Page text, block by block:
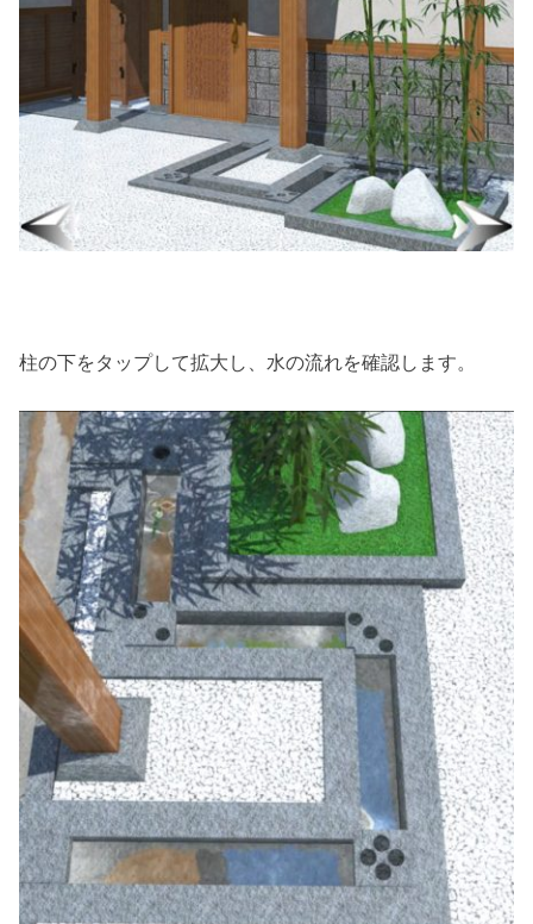
柱の下をタップして拡大し、水の流れを確認します。